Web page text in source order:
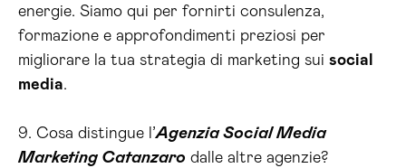
energie. Siamo qui per fornirti consulenza,
formazione e approfondimenti preziosi per
migliorare la tua strategia di marketing sui social
media.
9. Cosa distingue l’Agenzia Social Media
Marketing Catanzaro dalle altre agenzie?